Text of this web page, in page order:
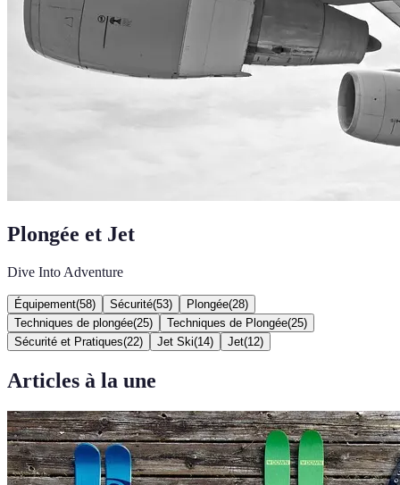
Plongée et Jet
Dive Into Adventure
Équipement(58) Sécurité(53) Plongée(28)
Techniques de plongée(25) Techniques de Plongée(25)
Sécurité et Pratiques(22) Jet Ski(14) Jet(12)
Articles à la une